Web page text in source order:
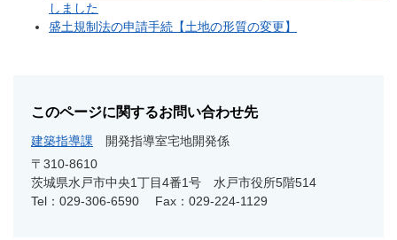
しました​
盛土規制法の申請手続【土地の形質の変更】
このページに関するお問い合わせ先
建築指導課
開発指導室宅地開発係
〒310-8610
茨城県水戸市中央1丁目4番1号 水戸市役所5階514
Tel：029-306-6590
Fax：029-224-1129